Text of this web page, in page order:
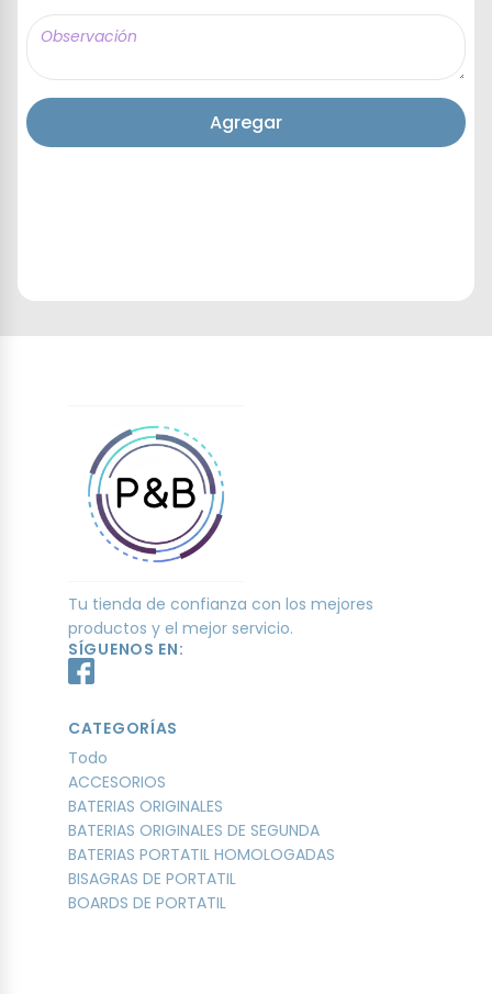
Agregar
Tu tienda de confianza con los mejores
productos y el mejor servicio.
SÍGUENOS EN:
CATEGORÍAS
Todo
ACCESORIOS
BATERIAS ORIGINALES
BATERIAS ORIGINALES DE SEGUNDA
BATERIAS PORTATIL HOMOLOGADAS
BISAGRAS DE PORTATIL
BOARDS DE PORTATIL